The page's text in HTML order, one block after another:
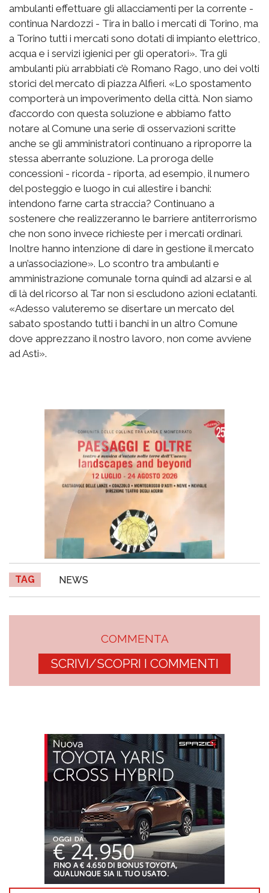
ambulanti effettuare gli allacciamenti per la corrente -
continua Nardozzi - Tira in ballo i mercati di Torino, ma
a Torino tutti i mercati sono dotati di impianto elettrico,
acqua e i servizi igienici per gli operatori». Tra gli
ambulanti più arrabbiati c’è Romano Rago, uno dei volti
storici del mercato di piazza Alfieri. «Lo spostamento
comporterà un impoverimento della città. Non siamo
d’accordo con questa soluzione e abbiamo fatto
notare al Comune una serie di osservazioni scritte
anche se gli amministratori continuano a riproporre la
stessa aberrante soluzione. La proroga delle
concessioni - ricorda - riporta, ad esempio, il numero
del posteggio e luogo in cui allestire i banchi:
intendono farne carta straccia? Continuano a
sostenere che realizzeranno le barriere antiterrorismo
che non sono invece richieste per i mercati ordinari.
Inoltre hanno intenzione di dare in gestione il mercato
a un’associazione». Lo scontro tra ambulanti e
amministrazione comunale torna quindi ad alzarsi e al
di là del ricorso al Tar non si escludono azioni eclatanti.
«Adesso valuteremo se disertare un mercato del
sabato spostando tutti i banchi in un altro Comune
dove apprezzano il nostro lavoro, non come avviene
ad Asti».
TAG NEWS
COMMENTA
SCRIVI/SCOPRI I COMMENTI